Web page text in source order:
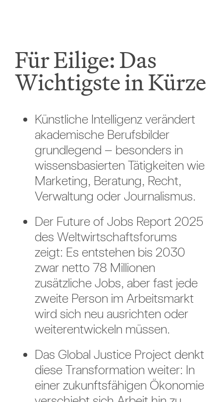
Für Eilige: Das
Wichtigste in Kürze
Künstliche Intelligenz verändert
akademische Berufsbilder
grundlegend – besonders in
wissensbasierten Tätigkeiten wie
Marketing, Beratung, Recht,
Verwaltung oder Journalismus.
Der Future of Jobs Report 2025
des Weltwirtschaftsforums
zeigt: Es entstehen bis 2030
zwar netto 78 Millionen
zusätzliche Jobs, aber fast jede
zweite Person im Arbeitsmarkt
wird sich neu ausrichten oder
weiterentwickeln müssen.
Das Global Justice Project denkt
diese Transformation weiter: In
einer zukunftsfähigen Ökonomie